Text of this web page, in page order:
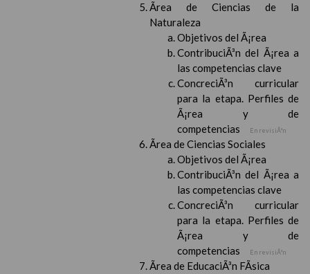
Ãrea de Ciencias de la
Naturaleza
Objetivos del Ã¡rea
ContribuciÃ³n del Ã¡rea a
las competencias clave
ConcreciÃ³n curricular
para la etapa. Perfiles de
Ã¡rea y de
competencias
En revisiÃ³n
Ãrea de Ciencias Sociales
Objetivos del Ã¡rea
ContribuciÃ³n del Ã¡rea a
las competencias clave
ConcreciÃ³n curricular
para la etapa. Perfiles de
Ã¡rea y de
competencias
En revisiÃ³n
Ãrea de EducaciÃ³n FÃ­sica